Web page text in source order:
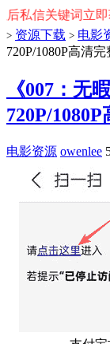
键词立即获取对
> 资源下载 > 电影
720P/1080P高清
《007：无
720P/
电影资源 owenlee